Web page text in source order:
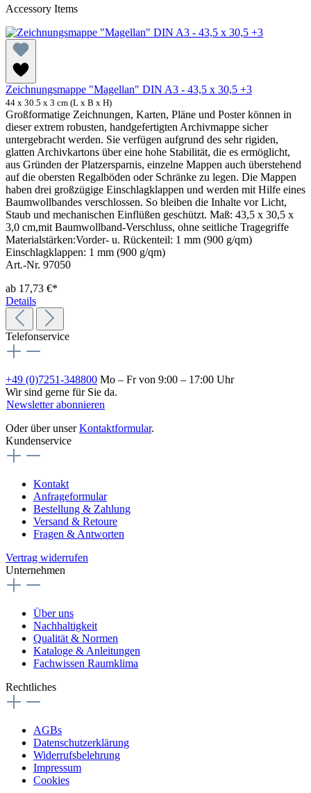
Accessory Items
Zeichnungsmappe "Magellan" DIN A3 - 43,5 x 30,5 +3
44 x 30.5 x 3 cm (L x B x H)
Großformatige Zeichnungen, Karten, Pläne und Poster können in
dieser extrem robusten, handgefertigten Archivmappe sicher
untergebracht werden. Sie verfügen aufgrund des sehr rigiden,
glatten Archivkartons über eine hohe Stabilität, die es ermöglicht,
aus Gründen der Platzersparnis, einzelne Mappen auch überstehend
auf die obersten Regalböden oder Schränke zu legen. Die Mappen
haben drei großzügige Einschlagklappen und werden mit Hilfe eines
Baumwollbandes verschlossen. So bleiben die Inhalte vor Licht,
Staub und mechanischen Einflüßen geschützt. Maß: 43,5 x 30,5 x
3,0 cm,mit Baumwollband-Verschluss, ohne seitliche Tragegriffe
Materialstärken:Vorder- u. Rückenteil: 1 mm (900 g/qm)
Einschlagklappen: 1 mm (900 g/qm)
Art.-Nr. 97050
ab 17,73 €*
Details
Telefonservice
+49 (0)7251-348800 Mo – Fr von 9:00 – 17:00 Uhr
Wir sind gerne für Sie da.
Newsletter abonnieren
Oder über unserKontaktformular.
Kundenservice
Kontakt
Anfrageformular
Bestellung & Zahlung
Versand & Retoure
Fragen & Antworten
Vertrag widerrufen
Unternehmen
Über uns
Nachhaltigkeit
Qualität & Normen
Kataloge & Anleitungen
Fachwissen Raumklima
Rechtliches
AGBs
Datenschutzerklärung
Widerrufsbelehrung
Impressum
Cookies